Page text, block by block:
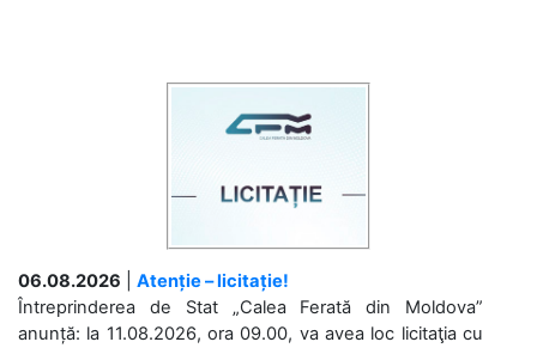
06.08.2026
Atenție – licitație!
Întreprinderea de Stat „Calea Ferată din Moldova”
anunță: la 11.08.2026, ora 09.00, va avea loc licitaţia cu